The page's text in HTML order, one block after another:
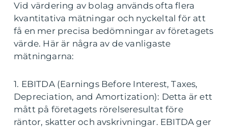
Vid värdering av bolag används ofta flera
kvantitativa mätningar och nyckeltal för att
få en mer precisa bedömningar av företagets
värde. Här är några av de vanligaste
mätningarna:
1. EBITDA (Earnings Before Interest, Taxes,
Depreciation, and Amortization): Detta är ett
mått på företagets rörelseresultat före
räntor, skatter och avskrivningar. EBITDA ger